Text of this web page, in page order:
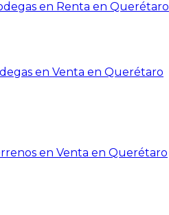
en Renta en Querétaro
en Venta en Querétaro
en Venta en Querétaro